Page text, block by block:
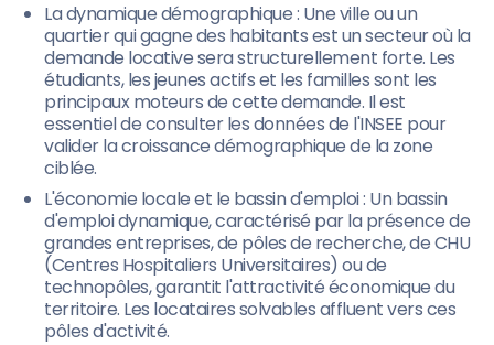
La dynamique démographique : Une ville ou un
quartier qui gagne des habitants est un secteur où la
demande locative sera structurellement forte. Les
étudiants, les jeunes actifs et les familles sont les
principaux moteurs de cette demande. Il est
essentiel de consulter les données de l'INSEE pour
valider la croissance démographique de la zone
ciblée.
L'économie locale et le bassin d'emploi : Un bassin
d'emploi dynamique, caractérisé par la présence de
grandes entreprises, de pôles de recherche, de CHU
(Centres Hospitaliers Universitaires) ou de
technopôles, garantit l'attractivité économique du
territoire. Les locataires solvables affluent vers ces
pôles d'activité.